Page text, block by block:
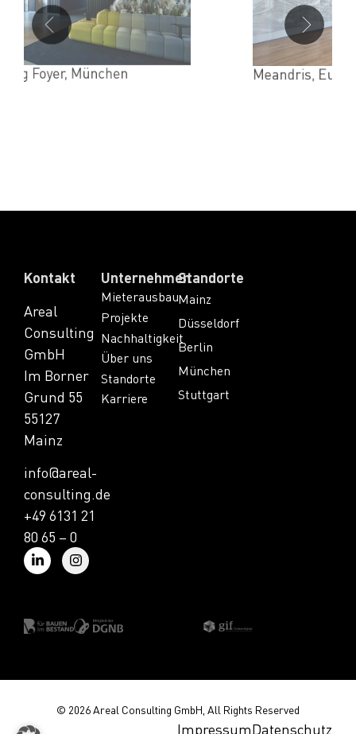
Meandris, Europa-Allee, Frankfurt
Kontakt
Areal
Consulting
GmbH
Im Borner
Grund 55
55127
Mainz
info@areal-
consulting.de
+49 6131 21
80 65 – 0
Unternehmen
Mieterausbau
Projekte
Nachhaltigkeit
Über uns
Standorte
Karriere
Standorte
Mainz
Düsseldorf
Berlin
München
Stuttgart
© 2026 Areal Consulting GmbH, All Rights Reserved
Datenschutz
Impressum